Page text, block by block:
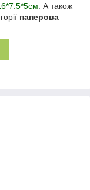
. А також
паперова